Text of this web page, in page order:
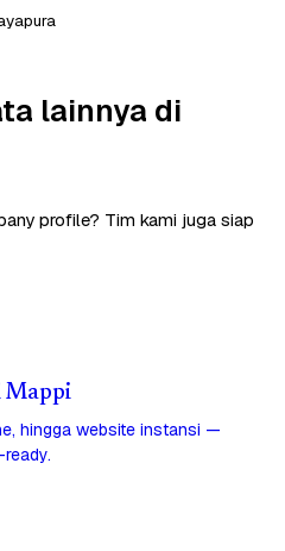
lainnya di
profile? Tim kami juga siap
Mappi
hingga website instansi —